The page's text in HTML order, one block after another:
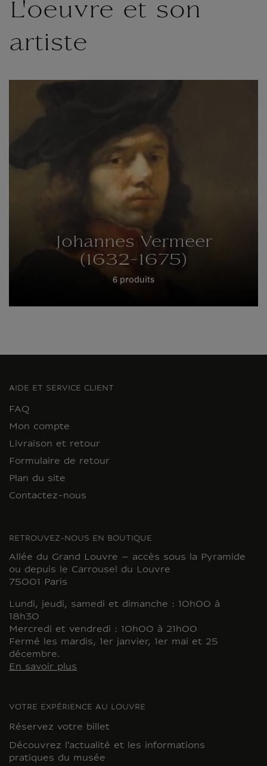
L'oeuvre et son
artiste
Johannes Vermeer
(1632-1675)
6 produits
AIDE ET SERVICE CLIENT
FAQ
Mon compte
Livraison et retour
Formulaire de retour
Plan du site
Contactez-nous
RETROUVEZ-NOUS EN BOUTIQUE
Allée du Grand Louvre – accès sous la Pyramide
ou depuis le Carrousel du Louvre
75001 Paris
Lundi, jeudi, samedi et dimanche : 10h00 à
18h30
Mercredi et vendredi : 10h00 à 21h00
Fermé les mardis, 1er janvier, 1er mai et 25
décembre.
En savoir plus
VOTRE EXPÉRIENCE AU LOUVRE
Réservez votre billet
Découvrez l'actualité et les informations
pratiques du musée